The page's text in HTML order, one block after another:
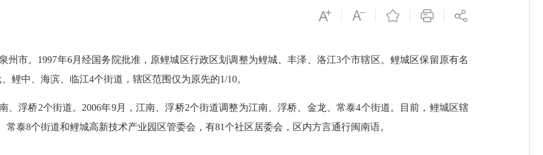
州市。1997年6月经国务院批准，原鲤城区行政区划调整为鲤城、丰泽、洛江3个市辖区。鲤城区保留原有名
鲤中、海滨、临江4个街道，辖区范围仅为原先的1/10。
桥2个街道。2006年9月，江南、浮桥2个街道调整为江南、浮桥、金龙、常泰4个街道。目前，鲤城区辖
泰8个街道和鲤城高新技术产业园区管委会，有81个社区居委会，区内方言通行闽南语。